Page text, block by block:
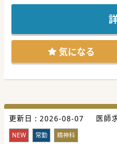
統合失調症・うつ・ひ
精神科・心療内科の訪
ックを有する法人です。
訪問看護や精神保健福
る在宅医療を提供。
精神疾患をベースに、
の増員募集になります。
まずはお気軽にお問い合
#春入職可
気になる
更新日 : 2026-08-07 医師
NEW 常勤 精神科